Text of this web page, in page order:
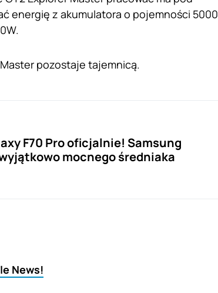
energię z akumulatora o pojemności 5000
pozostaje tajemnicą.
F70 Pro oficjalnie! Samsung
mocnego średniaka
News!